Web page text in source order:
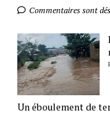
Commentaires sont
Un éboulement de